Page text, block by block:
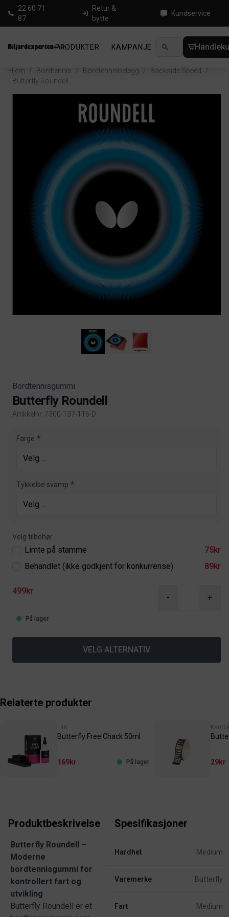
22 60 71
87
Retur &
bytte
Kundservice
PRODUKTER KAMPANJE NYHETER
Hjem / Bordtennis / Bordtennisbelegg / Backside Speed
/
Butterfly Roundell
Bordtennisgummi
Butterfly Roundell
Artikkelnr. 7300-137-116-D
Farge
Tykkelse svamp
Velg tilbehør
Limte på stamme
75kr
Behandlet (ikke godkjent for konkurrense)
89kr
499kr
- +
På lager
VELG ALTERNATIV
Relaterte produkter
Lim
Butterfly Free Chack 50ml
169kr På lager 29kr
Produktbeskrivelse
Butterfly Roundell –
Moderne
bordtennisgummi for
kontrollert fart og
utvikling
Butterfly Roundell er et
Spesifikasjoner
Hardhet Medium
Varemerke Butterfly
Fart Medium